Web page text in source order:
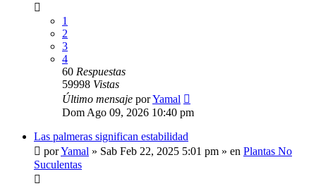
1
2
3
4
60 Respuestas
59998 Vistas
Último mensaje porYamal
Dom Ago 09, 2026 10:40 pm
Las palmeras significan estabilidad
porYamal » Sab Feb 22, 2025 5:01 pm » en Plantas No
Suculentas